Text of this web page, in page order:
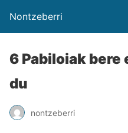
Nontzeberri
6 Pabiloiak
du
nontzeberri